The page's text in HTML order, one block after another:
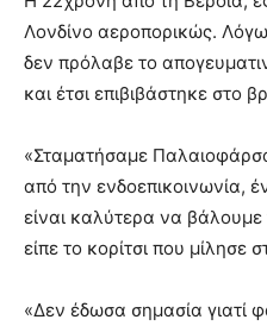
Λονδίνο αεροπορικώς.
δεν πρόλαβε το
και έτσι επιβιβάστηκε στο
«Σταματήσαμε
από την ενδοεπικοινωνία,
είναι καλύτερα να
είπε το κορίτσι που μίλησε
«Δεν έδωσα σημασία γιατί